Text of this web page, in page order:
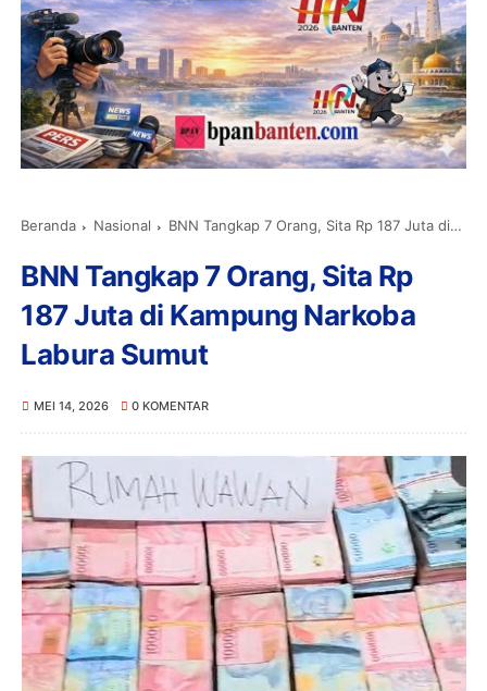
Beranda Nasional BNN Tangkap 7 Orang, Sita Rp 187 Juta di Kampung Narkoba Labura Sumut
BNN Tangkap 7 Orang, Sita Rp
187 Juta di Kampung Narkoba
Labura Sumut
MEI 14, 2026 0 KOMENTAR